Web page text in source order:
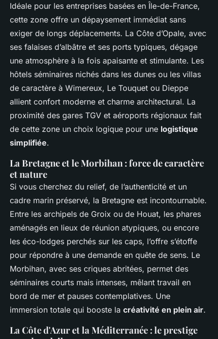
Idéale pour les entreprises basées en Île-de-France,
cette zone offre un dépaysement immédiat sans
exiger de longs déplacements. La Côte d’Opale, avec
ses falaises d’albâtre et ses ports typiques, dégage
une atmosphère à la fois apaisante et stimulante. Les
hôtels séminaires nichés dans les dunes ou les villas
de caractère à Wimereux, Le Touquet ou Dieppe
allient confort moderne et charme architectural. La
proximité des gares TGV et aéroports régionaux fait
de cette zone un choix logique pour une logistique
simplifiée.
La Bretagne et le Morbihan : force de caractère
et nature
Si vous cherchez du relief, de l’authenticité et un
cadre marin préservé, la Bretagne est incontournable.
Entre les archipels de Groix ou de Houat, les phares
aménagés en lieux de réunion atypiques, ou encore
les éco-lodges perchés sur les caps, l’offre s’étoffe
pour répondre à une demande en quête de sens. Le
Morbihan, avec ses criques abritées, permet des
séminaires courts mais intenses, mêlant travail en
bord de mer et pauses contemplatives. Une
immersion totale qui booste la créativité en plein air.
La Côte d'Azur et la Méditerranée : le prestige